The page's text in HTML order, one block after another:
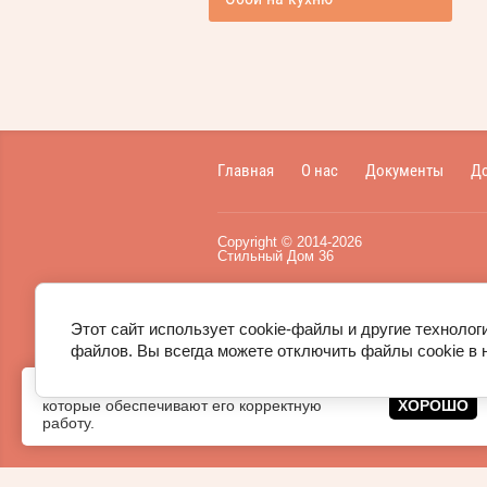
Главная О нас Документы
Copyright © 2014-2026
Стильный Дом 36
которые обеспечивают его корректную
работу.
ХОРОШО
Этот сайт использует cookie-файлы и другие
файлов. Вы всегда можете отключить файлы cookie в